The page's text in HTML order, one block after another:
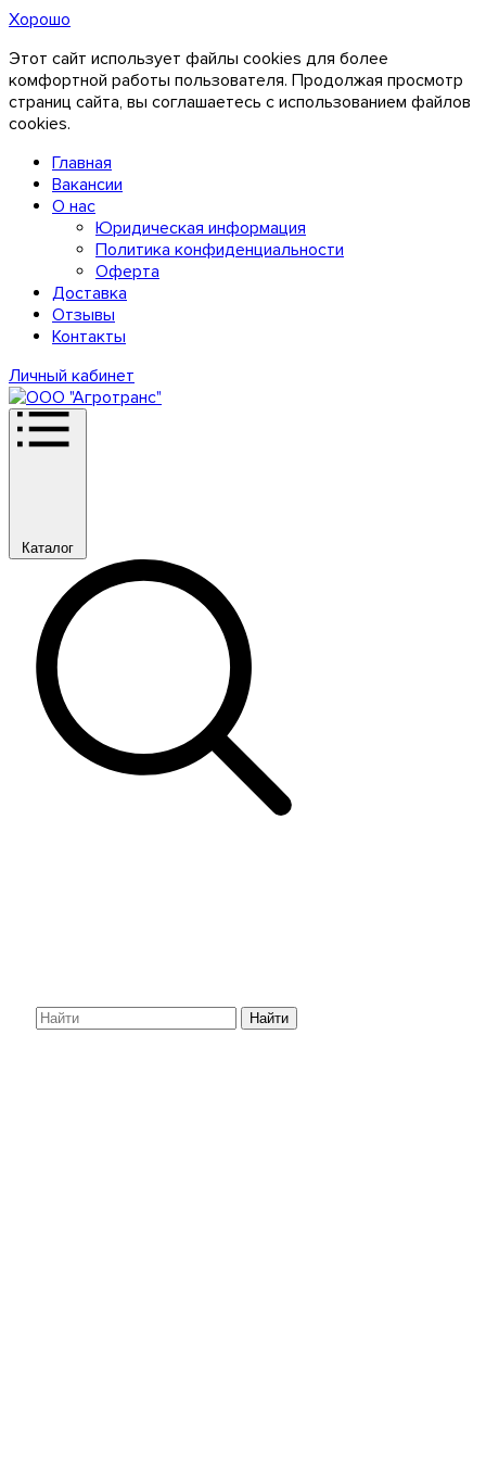
Хорошо
Этот сайт использует файлы cookies для более
комфортной работы пользователя. Продолжая просмотр
страниц сайта, вы соглашаетесь с использованием файлов
cookies.
Главная
Вакансии
О нас
Юридическая информация
Политика конфиденциальности
Оферта
Доставка
Отзывы
Контакты
Личный кабинет
Каталог
Найти